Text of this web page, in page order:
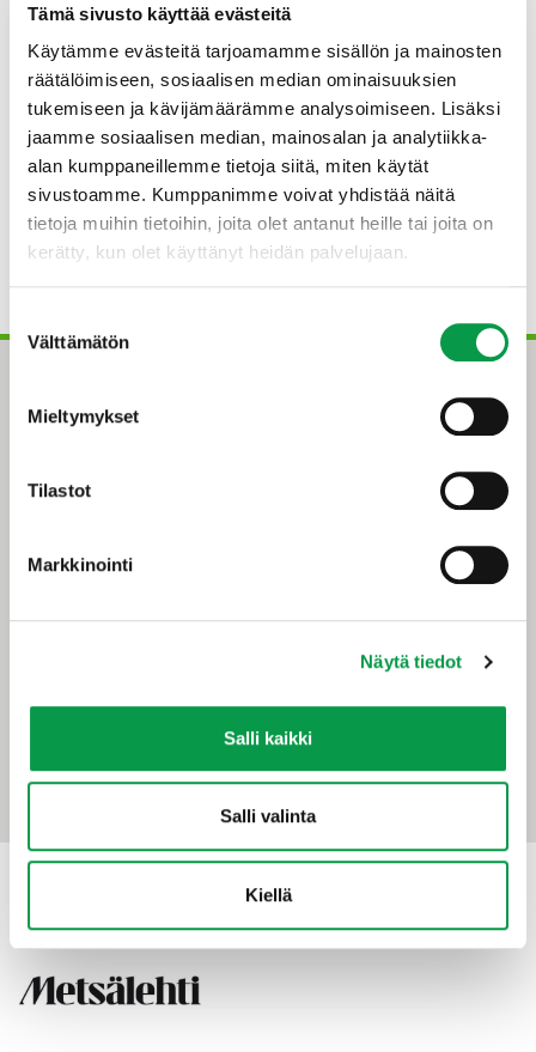
Tämä sivusto käyttää evästeitä
Käytämme evästeitä tarjoamamme sisällön ja mainosten
räätälöimiseen, sosiaalisen median ominaisuuksien
tukemiseen ja kävijämäärämme analysoimiseen. Lisäksi
jaamme sosiaalisen median, mainosalan ja analytiikka-
alan kumppaneillemme tietoja siitä, miten käytät
sivustoamme. Kumppanimme voivat yhdistää näitä
tietoja muihin tietoihin, joita olet antanut heille tai joita on
kerätty, kun olet käyttänyt heidän palvelujaan.
valinta
Välttämätön
Mieltymykset
Tilastot
Markkinointi
Näytä tiedot
Salli kaikki
Salli valinta
Kiellä
Virtanen, P. & Matila, A. 2010. Kulttuuripolkuja
Mäntsälän metsiin Opas kulttuuriseen kestävyyteen.
Metsätalouden kehittämiskeskus Tapion julkaisuja.
© Metsätalouden kehittämiskeskus Tapio 2010
Julkaistu internetissä huhtikuussa 2010.
Tapio-konserni
Maistraatinportti 4 A
tapio@tapio.fi